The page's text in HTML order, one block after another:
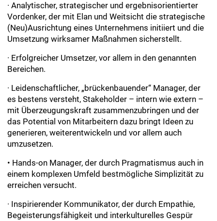
· Analytischer, strategischer und ergebnisorientierter
Vordenker, der mit Elan und Weitsicht die strategische
(Neu)Ausrichtung eines Unternehmens initiiert und die
Umsetzung wirksamer Maßnahmen sicherstellt.
· Erfolgreicher Umsetzer, vor allem in den genannten
Bereichen.
· Leidenschaftlicher, „brückenbauender“ Manager, der
es bestens versteht, Stakeholder – intern wie extern –
mit Überzeugungskraft zusammenzubringen und der
das Potential von Mitarbeitern dazu bringt Ideen zu
generieren, weiterentwickeln und vor allem auch
umzusetzen.
• Hands-on Manager, der durch Pragmatismus auch in
einem komplexen Umfeld bestmögliche Simplizität zu
erreichen versucht.
· Inspirierender Kommunikator, der durch Empathie,
Begeisterungsfähigkeit und interkulturelles Gespür